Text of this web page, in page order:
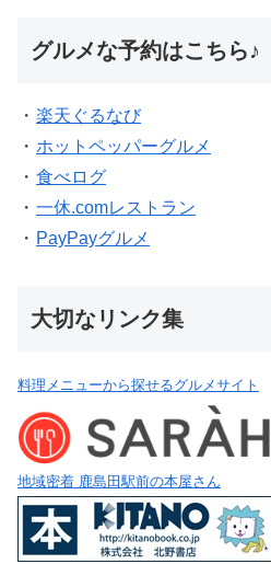
グルメな予約はこちら♪
・ 楽天ぐるなび
・ ホットペッパーグルメ
・ 食べログ
・ 一休.comレストラン
・ PayPayグルメ
大切なリンク集
料理メニューから探せるグルメサイト
地域密着 鹿島田駅前の本屋さん